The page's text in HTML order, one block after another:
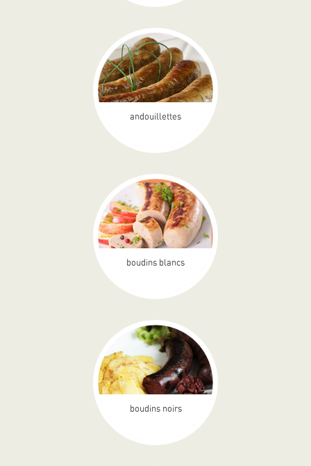
andouillettes
boudins blancs
boudins noirs